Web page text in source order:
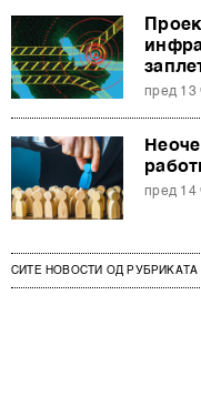
пред 13
пред 14
СИТЕ НОВОСТИ ОД